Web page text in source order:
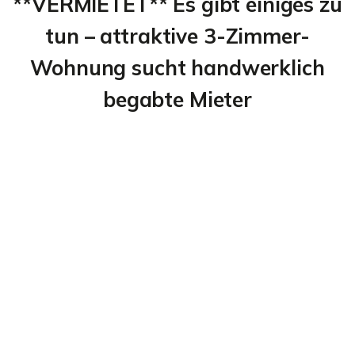
tun – attraktive 3-Zimmer-
Wohnung sucht handwerklich
begabte Mieter